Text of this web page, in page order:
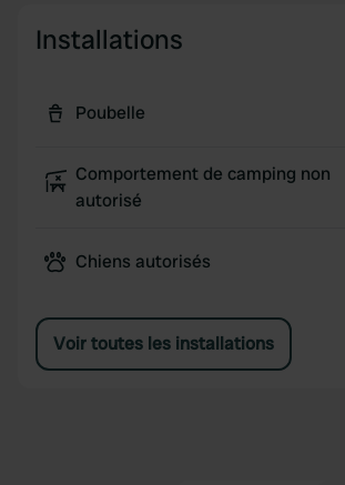
Installations
Poubelle
Comportement de camping non
autorisé
Chiens autorisés
Voir toutes les installations